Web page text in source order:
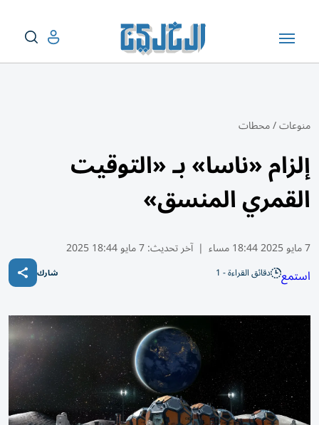
منوعات/محطات
إلزام «ناسا» بـ «التوقيت
القمري المنسق»
7 مايو 2025 18:44 مساء | آخر تحديث:7 مايو 18:44 2025
استمع دقائق القراءة - 1 شارك